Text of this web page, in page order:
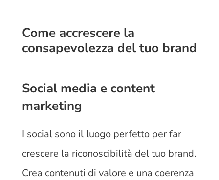
Come accrescere la
consapevolezza del tuo brand
Social media e content
marketing
I social sono il luogo perfetto per far
crescere la riconoscibilità del tuo brand.
Crea contenuti di valore e una coerenza